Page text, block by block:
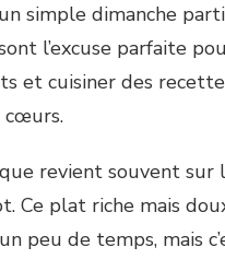
simple dimanche
l’excuse parfaite
et cuisiner des
cœurs.
revient souvent sur
Ce plat riche mais
peu de temps, mais